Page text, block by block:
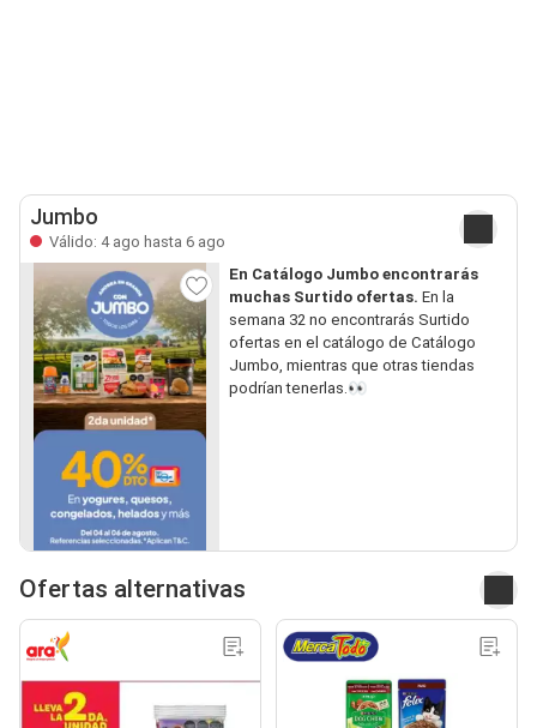
Jumbo
Válido: 4 ago hasta 6 ago
En Catálogo Jumbo encontrarás
muchas Surtido ofertas. En la
semana 32 no encontrarás Surtido
ofertas en el catálogo de Catálogo
Jumbo, mientras que otras tiendas
podrían tenerlas.👀
Ofertas alternativas